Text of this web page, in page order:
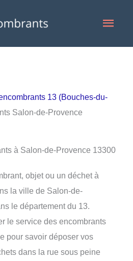
13 (Bouches-du-
Salon-de-Provence
à Salon-de-Provence 13300
objet ou un déchet à
la ville de Salon-de-
le département du 13.
le service des encombrants
pour savoir déposer vos
dans la rue sous peine